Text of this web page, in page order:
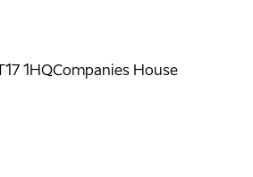
1HQCompanies House